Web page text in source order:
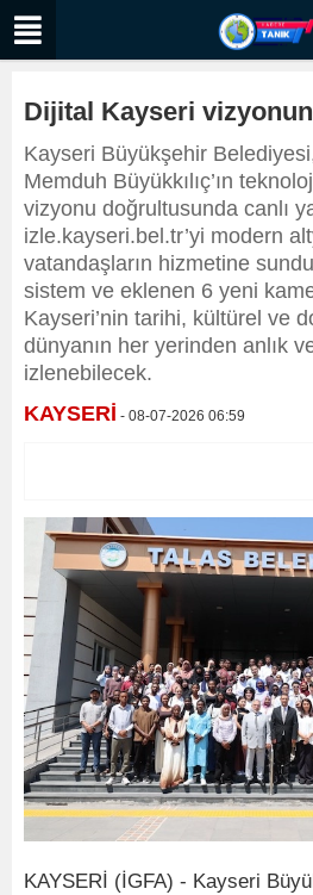
Dijital Kayseri
Kayseri Büyükşehir
Memduh Büyükkılıç’ın
vizyonu doğrultusunda canlı
izle.kayseri.bel.tr’yi modern
vatandaşların hizmetine
sistem ve eklenen 6 yeni
Kayseri’nin tarihi, kültürel ve
dünyanın her yerinden anlık
izlenebilecek.
KAYSERİ - 08-07-2026 06:59
KAYSERİ (İGFA) - Kayseri